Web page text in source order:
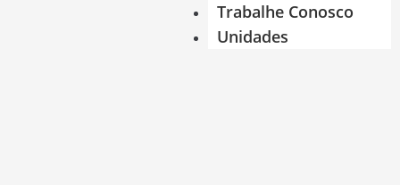
Trabalhe Conosco
Unidades